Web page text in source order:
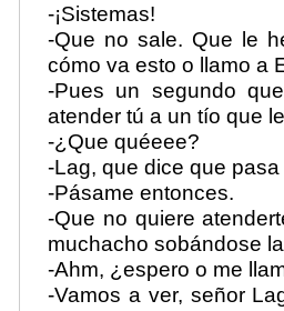
-¡Sistemas!
-Que no sale. Que le
cómo va esto o llamo a
-Pues un segundo
atender tú a un tío que
-¿Que quéeee?
-Lag, que dice que
-Pásame entonces.
-Que no quiere
muchacho sobándose
-Ahm, ¿espero o me
-Vamos a ver, señor